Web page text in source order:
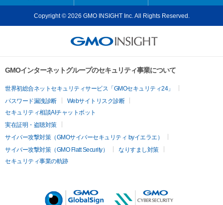
Copyright © 2026 GMO INSIGHT Inc. All Rights Reserved.
GMOインターネットグループのセキュリティ事業について
世界初総合ネットセキュリティサービス「GMOセキュリティ24」
パスワード漏洩診断
Webサイトリスク診断
セキュリティ相談AIチャットボット
実在証明・盗聴対策
サイバー攻撃対策（GMOサイバーセキュリティ byイエラエ）
サイバー攻撃対策（GMO Flatt Security）
なりすまし対策
セキュリティ事業の軌跡